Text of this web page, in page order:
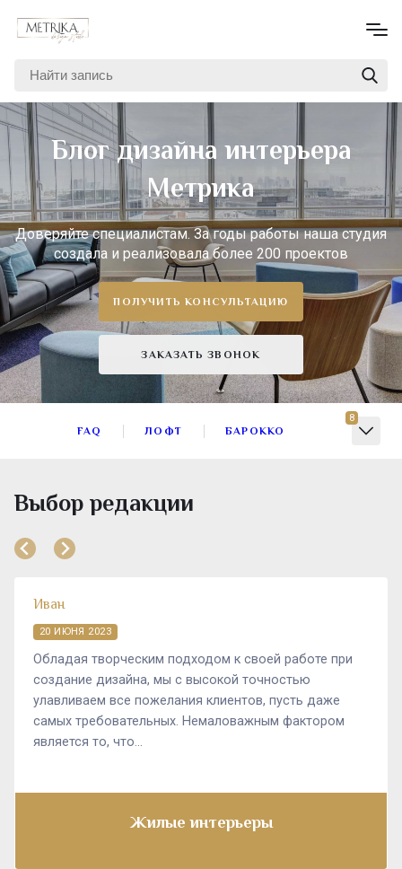
Блог дизайна интерьера
Метрика
Доверяйте специалистам. За годы работы наша студия
создала и реализовала более 200 проектов
ПОЛУЧИТЬ КОНСУЛЬТАЦИЮ
ЗАКАЗАТЬ ЗВОНОК
FAQ ЛОФТ БАРОККО
8
Выбор редакции
Жилые интерьеры
Иван
20 ИЮНЯ 2023
Обладая творческим подходом к своей работе при
создание дизайна, мы с высокой точностью
улавливаем все пожелания клиентов, пусть даже
самых требовательных. Немаловажным фактором
является то, что...